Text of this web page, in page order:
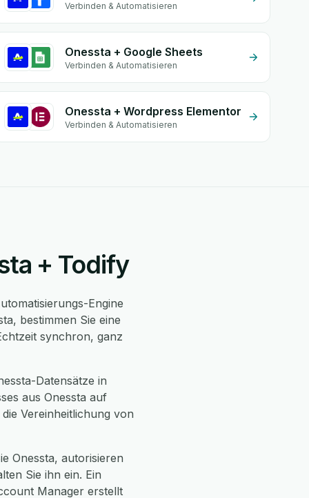
Verbinden & Automatisieren
Onessta + Google Sheets
Verbinden & Automatisieren
Onessta + Wordpress Elementor
Verbinden & Automatisieren
+ Todify
Engine
bestimmen Sie eine
synchron, ganz
Datensätze in
aus Onessta auf
Vereinheitlichung von
Onessta, autorisieren
Sie ihn ein. Ein
Manager erstellt